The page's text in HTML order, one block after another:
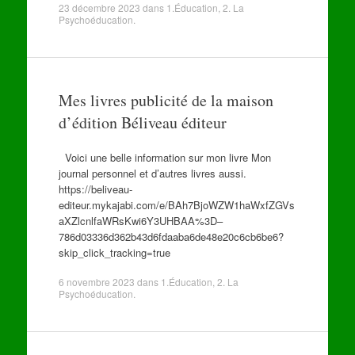
23 décembre 2023 dans 1.Éducation 2. La
Psychoéducation
Mes livres publicité de la maison
d’édition Béliveau éditeur
Voici une belle information sur mon livre Mon
journal personnel et d’autres livres aussi.
https://beliveau-
editeur.mykajabi.com/e/BAh7BjoWZW1haWxfZGVs
aXZlcnlfaWRsKwi6Y3UHBAA%3D–
786d03336d362b43d6fdaaba6de48e20c6cb6be6?
skip_click_tracking=true
6 novembre 2023 dans 1.Éducation 2. La
Psychoéducation